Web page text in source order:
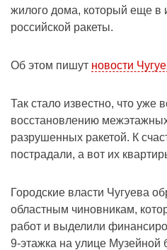
жилого дома, который еще в
российской ракеты.
Об этом пишут новости
Так стало известно, что уже
восстановлению
разрушенных ракетой. К
пострадали, а вот их
Городские власти Чугуева
областным чиновникам,
работ и выделили
9-этажка на улице Музейной